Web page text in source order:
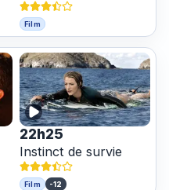
Film
22h25
Instinct de survie
Film -12